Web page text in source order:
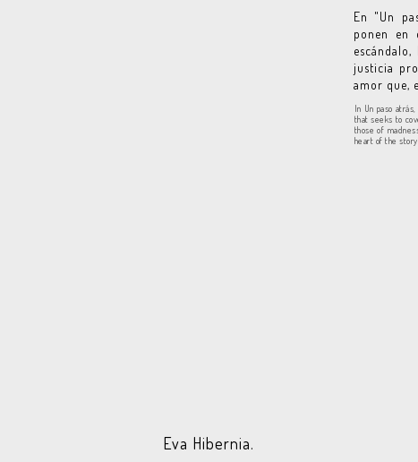
En "Un
ponen en
justicia
amor que,
In Un paso
that seeks to
those of
heart of the story.
Eva Hibernia.